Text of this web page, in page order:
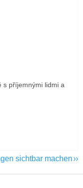
5 von 5 Sternen.
5 von 5 Sternen.
s příjemnými lidmi a
5 von 5 Sternen.
sichtbar machen